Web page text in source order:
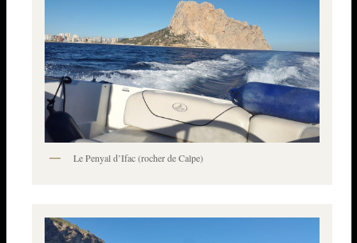
Le Penyal d’Ifac (rocher de Calpe)